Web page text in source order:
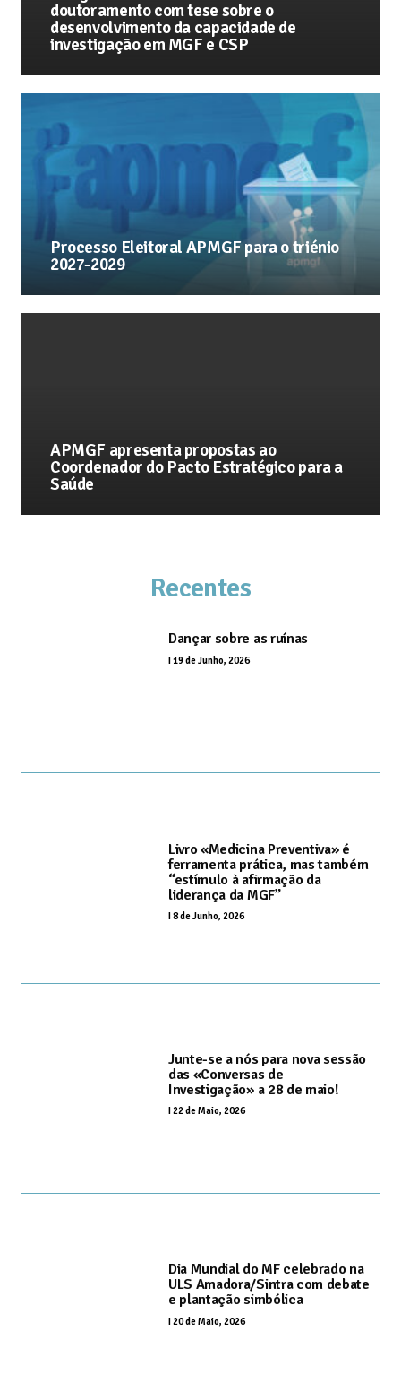
doutoramento com tese sobre o
desenvolvimento da capacidade de
investigação em MGF e CSP
Processo Eleitoral APMGF para o triénio
2027-2029
APMGF apresenta propostas ao
Coordenador do Pacto Estratégico para a
Saúde
Recentes
Dançar sobre as ruínas
I19 de Junho, 2026
Livro «Medicina Preventiva» é
ferramenta prática, mas também
“estímulo à afirmação da
liderança da MGF”
I8 de Junho, 2026
Junte-se a nós para nova sessão
das «Conversas de
Investigação» a 28 de maio!
22 de Maio, 2026
Dia Mundial do MF celebrado na
ULS Amadora/Sintra com debate
e plantação simbólica
I20 de Maio, 2026